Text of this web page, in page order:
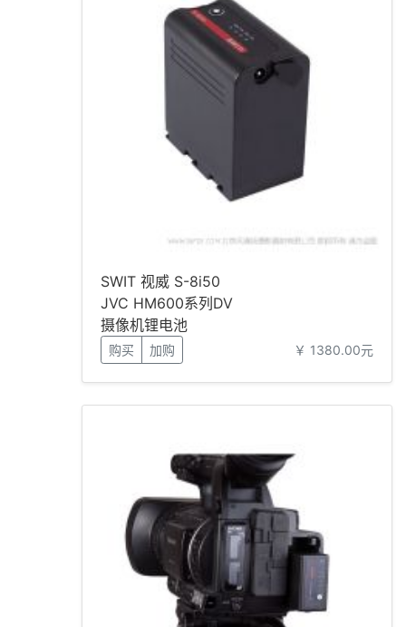
SWIT 视威 S-8i50
JVC HM600系列DV
摄像机锂电池
购买 加购 ￥ 1380.00元